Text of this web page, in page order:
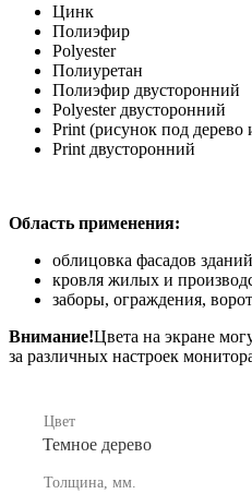
Цинк
Полиэфир
Polyester
Полиуретан
Полиэфир двусторонний
Polyester двусторонний
Print (рисунок под дерево
Print двусторонний
Область применения:
облицовка фасадов зданий
кровля жилых и
заборы, ограждения,
Внимание!Цвета на экране
за различных настроек
Цвет
Темное дерево
Толщина, мм.